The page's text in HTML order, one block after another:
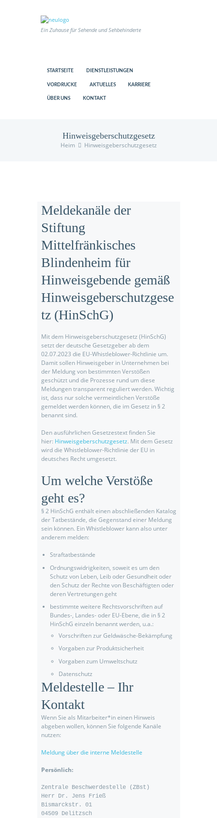
Ein Zuhause für Sehende und Sehbehinderte
STARTSEITE DIENSTLEISTUNGEN
VORDRUCKE AKTUELLES KARRIERE
ÜBER UNS KONTAKT
Hinweisgeberschutzgesetz
Heim Hinweisgeberschutzgesetz
Meldekanäle der
Stiftung
Mittelfränkisches
Blindenheim für
Hinweisgebende gemäß
Hinweisgeberschutzgese
tz (HinSchG)
Mit dem Hinweisgeberschutzgesetz (HinSchG)
setzt der deutsche Gesetzgeber ab dem
02.07.2023 die EU-Whistleblower-Richtlinie um.
Damit sollen Hinweisgeber in Unternehmen bei
der Meldung von bestimmten Verstößen
geschützt und die Prozesse rund um diese
Meldungen transparent reguliert werden. Wichtig
ist, dass nur solche vermeintlichen Verstöße
gemeldet werden können, die im Gesetz in § 2
benannt sind.
Den ausführlichen Gesetzestext finden Sie
hier: Hinweisgeberschutzgesetz. Mit dem Gesetz
wird die Whistleblower-Richtlinie der EU in
deutsches Recht umgesetzt.
Um welche Verstöße
geht es?
§ 2 HinSchG enthält einen abschließenden Katalog
der Tatbestände, die Gegenstand einer Meldung
sein können. Ein Whistleblower kann also unter
anderem melden:
Straftatbestände
Ordnungswidrigkeiten, soweit es um den
Schutz von Leben, Leib oder Gesundheit oder
den Schutz der Rechte von Beschäftigten oder
deren Vertretungen geht
bestimmte weitere Rechtsvorschriften auf
Bundes-, Landes- oder EU-Ebene, die in § 2
HinSchG einzeln benannt werden, u.a.:
Vorschriften zur Geldwäsche-Bekämpfung
Vorgaben zur Produktsicherheit
Vorgaben zum Umweltschutz
Datenschutz
Meldestelle – Ihr
Kontakt
Wenn Sie als Mitarbeiter*in einen Hinweis
abgeben wollen, können Sie folgende Kanäle
nutzen:
Meldung über die interne Meldestelle
Persönlich:
Zentrale Beschwerdestelle (ZBst)
Herr Dr. Jens Frieß
Bismarckstr. 01
04509 Delitzsch